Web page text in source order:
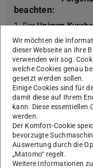
beachten:
1. DerUnigym
vor dem Freien
kann kein Freies
2.Öffnungszeiten:
Maximilian
Donnerstag:
Bei schlechtem
Wir möchten die
dieser Webseite an Ihre
verwenden wir sog.
welche Cookies genau
gesetzt werden sollen.
Einige Cookies sind für
damit diese auf Ihrem
kann. Diese essentiellen
werden.
Der Komfort-Cookie
bevorzugte
Auswertung durch die
„Matomo“ regelt.
Weitere Informationen